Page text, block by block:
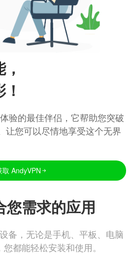
验的最佳伴侣，它帮助您突破
让您可以尽情地享受这个无界
取 AndyVPN
您需求的应用
备，无论是手机、平板、电脑
都能轻松安装和使用。